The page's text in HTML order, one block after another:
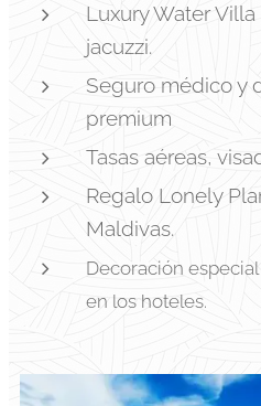
Luxury Water
jacuzzi.
Seguro médico y
premium
Tasas aéreas,
Regalo Lonely
Maldivas.
Decoración
en los hoteles.